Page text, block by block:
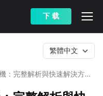
下 载
：完整解析與快速解決方
繁體中文